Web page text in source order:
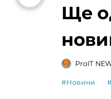
Ще
ProIT
#Новини